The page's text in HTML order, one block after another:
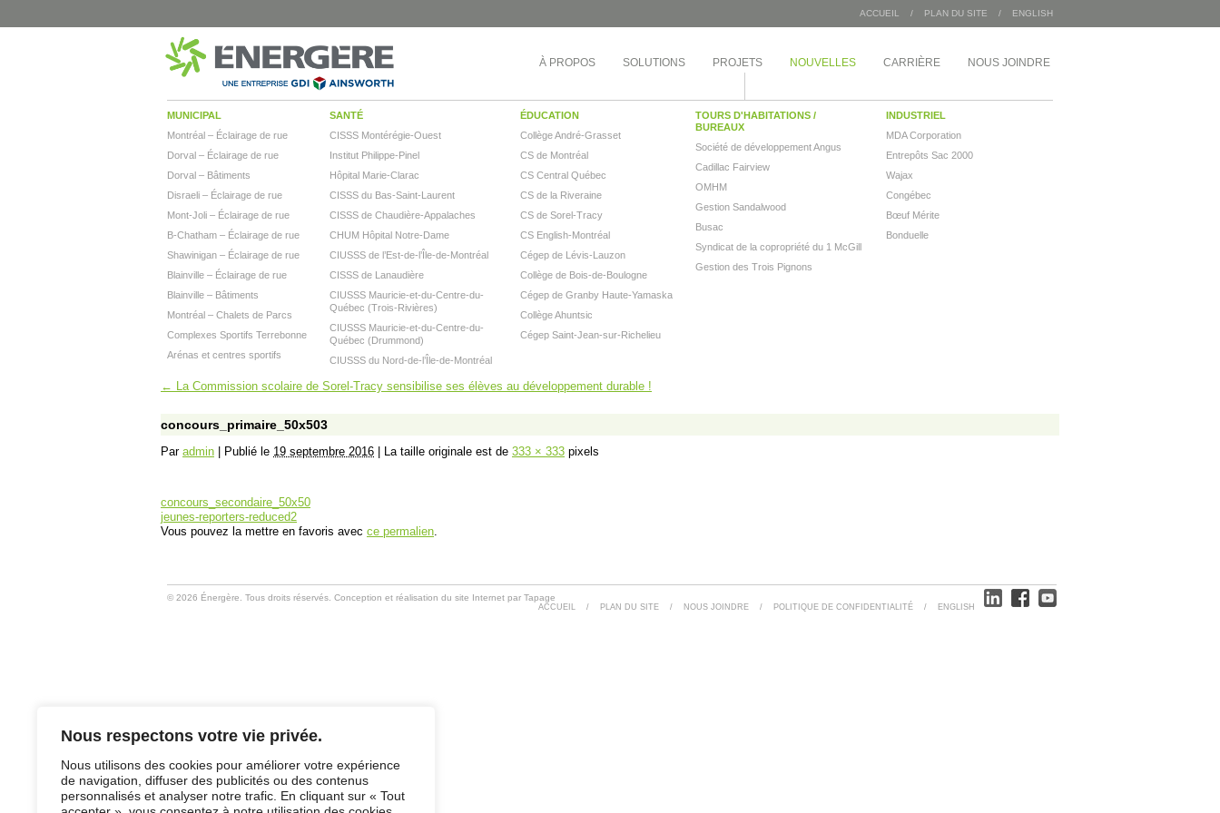
Nous respectons votre vie privée.
Nous utilisons des cookies pour améliorer votre expérience
de navigation, diffuser des publicités ou des contenus
personnalisés et analyser notre trafic. En cliquant sur « Tout
ACCUEIL / PLAN DU SITE / ENGLISH
À PROPOS SOLUTIONS PROJETS NOUVELLES CARRIÈRE NOUS JOINDRE
MUNICIPAL
Montréal – Éclairage de rue
Dorval – Éclairage de rue
Dorval – Bâtiments
Disraeli – Éclairage de rue
Mont-Joli – Éclairage de rue
B-Chatham – Éclairage de rue
Shawinigan – Éclairage de rue
Blainville – Éclairage de rue
Blainville – Bâtiments
Montréal – Chalets de Parcs
Complexes Sportifs Terrebonne
Arénas et centres sportifs
SANTÉ
CISSS Montérégie-Ouest
Institut Philippe-Pinel
Hôpital Marie-Clarac
CISSS du Bas-Saint-Laurent
CISSS de Chaudière-Appalaches
CHUM Hôpital Notre-Dame
CIUSSS de l’Est-de-l’Île-de-Montréal
CISSS de Lanaudière
CIUSSS Mauricie-et-du-Centre-du-
Québec (Trois-Rivières)
CIUSSS Mauricie-et-du-Centre-du-
Québec (Drummond)
CIUSSS du Nord-de-l’Île-de-Montréal
ÉDUCATION
Collège André-Grasset
CS de Montréal
CS Central Québec
CS de la Riveraine
CS de Sorel-Tracy
CS English-Montréal
Cégep de Lévis-Lauzon
Collège de Bois-de-Boulogne
Cégep de Granby Haute-Yamaska
Collège Ahuntsic
Cégep Saint-Jean-sur-Richelieu
TOURS D'HABITATIONS /
BUREAUX
Société de développement Angus
Cadillac Fairview
OMHM
Gestion Sandalwood
Busac
Syndicat de la copropriété du 1 McGill
Gestion des Trois Pignons
INDUSTRIEL
MDA Corporation
Entrepôts Sac 2000
Wajax
Congébec
Bœuf Mérite
Bonduelle
← La Commission scolaire de Sorel-Tracy sensibilise ses élèves au développement durable !
concours_primaire_50x503
Par admin Publié le 19 septembre 2016 La taille originale est de 333 × 333 pixels
concours_secondaire_50x50
jeunes-reporters-reduced2
Vous pouvez la mettre en favoris avec ce permalien.
© 2026 Énergère. Tous droits réservés. Conception et réalisation du site Internet par Tapage
ACCUEIL / PLAN DU SITE / NOUS JOINDRE / POLITIQUE DE CONFIDENTIALITÉ / ENGLISH